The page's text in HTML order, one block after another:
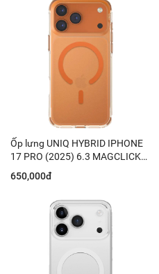
Ốp lưng UNIQ HYBRID IPHONE
17 PRO (2025) 6.3 MAGCLICK
CHARGING LIFEPRO XTREME
(AF)
650,000đ